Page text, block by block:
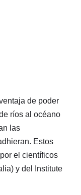
de poder
ríos al océano
las
Estos
el científicos
y del Institute